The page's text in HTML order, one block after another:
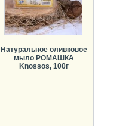
Натуральное оливковое
мыло РОМАШКА
Knossos, 100г